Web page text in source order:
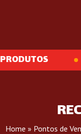
PRODUTOS
Home » Pontos de